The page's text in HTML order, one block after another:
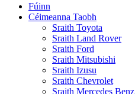
Fúinn
Céimeanna Taobh
Sraith Toyota
Sraith Land Rover
Sraith Ford
Sraith Mitsubishi
Sraith Izusu
Sraith Chevrolet
Sraith Mercedes Benz